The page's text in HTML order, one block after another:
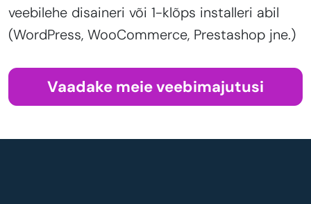
veebilehe disaineri või 1-klõps installeri abil
(WordPress, WooCommerce, Prestashop jne.)
Vaadake meie veebimajutusi